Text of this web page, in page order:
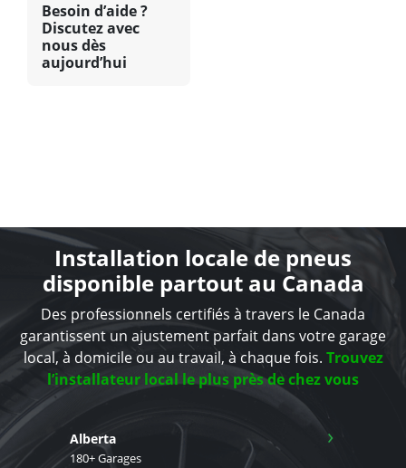
Besoin d’aide ?
Discutez avec
nous dès
aujourd’hui
Installation locale de pneus
disponible partout au Canada
Des professionnels certifiés à travers le Canada
garantissent un ajustement parfait dans votre garage
local, à domicile ou au travail, à chaque fois. Trouvez
l’installateur local le plus près de chez vous
Alberta
180+ Garages
›